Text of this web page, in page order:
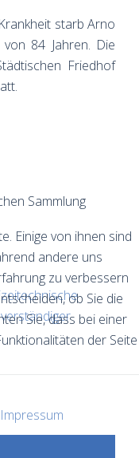
starb Arno
84 Jahren. Die
Friedhof
Sammlung
Einige von ihnen sind
andere uns
zu verbessern
ob Sie die
Sie, dass bei einer
der Seite
Impressum